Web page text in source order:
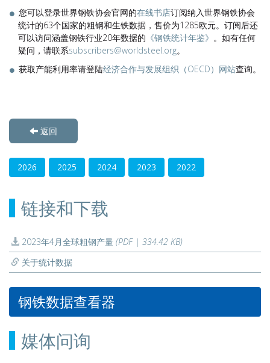
您可以登录世界钢铁协会官网的在线书店订阅纳入世界钢铁协会
统计的63个国家的粗钢和生铁数据，售价为1285欧元。订阅后还
可以访问涵盖钢铁行业20年数据的 《钢铁统计年鉴》 。如有任何
疑问，请联系subscribers@worldsteel.org。
获取产能利用率请登陆经济合作与发展组织（OECD）网站查询。
返回
2026 2025 2024 2023 2022
链接和下载
2023年4月全球粗钢产量 (PDF | 334.42 KB)
关于统计数据
钢铁数据查看器
媒体问询